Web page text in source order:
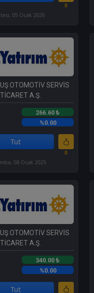
0
05 Ocak 2026
OTOMOTİV SERVİS
A.Ş.
266.60 ₺
%0.00
Tut
0
08 Ocak 2025
OTOMOTİV SERVİS
A.Ş.
340.00 ₺
%0.00
Tut